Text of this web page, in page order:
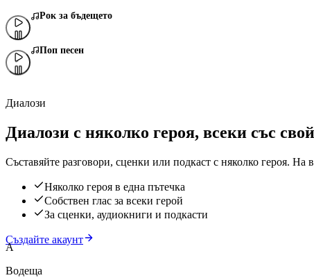
Рок за бъдещето
Поп песен
Диалози
Диалози с няколко героя, всеки със
Съставяйте разговори, сценки или подкаст с няколко героя. На
Няколко героя в една пътечка
Собствен глас за всеки герой
За сценки, аудиокниги и подкасти
Създайте акаунт
A
Водеща